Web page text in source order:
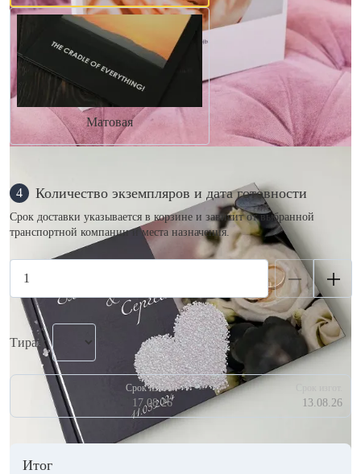
Матовая
4 Количество экземпляров и дата готовности
Срок доставки указывается в корзине и зависит от выбранной
транспортной компании и места назначения.
Тираж
Срок изгот.
17.08.26 13.08.26
Итог